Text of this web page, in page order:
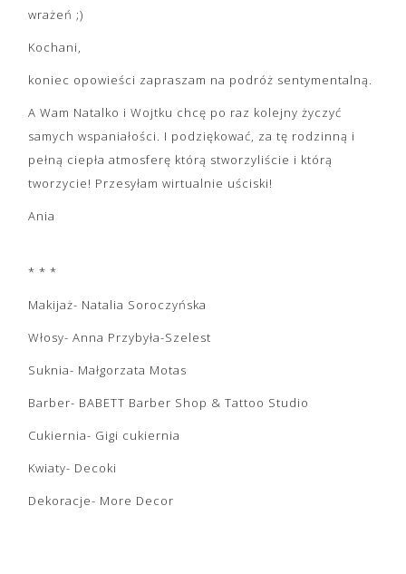
wrażeń ;)
Kochani,
koniec opowieści zapraszam na podróż sentymentalną.
A Wam Natalko i Wojtku chcę po raz kolejny życzyć
samych wspaniałości. I podziękować, za tę rodzinną i
pełną ciepła atmosferę którą stworzyliście i którą
tworzycie! Przesyłam wirtualnie uściski!
Ania
* * *
Makijaż- Natalia Soroczyńska
Włosy- Anna Przybyła-Szelest
Suknia- Małgorzata Motas
Barber- BABETT Barber Shop & Tattoo Studio
Cukiernia- Gigi cukiernia
Kwiaty- Decoki
Dekoracje- More Decor